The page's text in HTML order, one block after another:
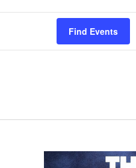
Find Events